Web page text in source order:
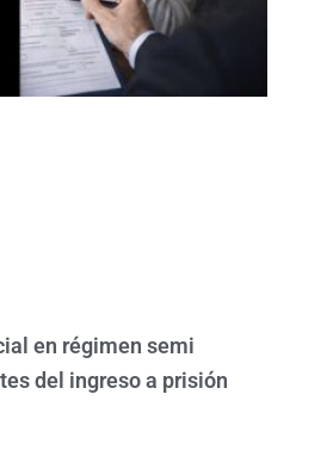
en régimen semi
del ingreso a prisión